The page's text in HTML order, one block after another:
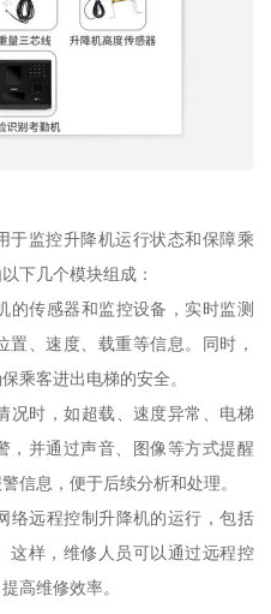
于监控升降机运行状态和保障乘
下几个模块组成：
的传感器和监控设备，实时监测
、速度、载重等信息。同时，
乘客进出电梯的安全。
况时，如超载、速度异常、电梯
，并通过声音、图像等方式提醒
信息，便于后续分析和处理。
络远程控制升降机的运行，包括
这样，维修人员可以通过远程控
高维修效率。